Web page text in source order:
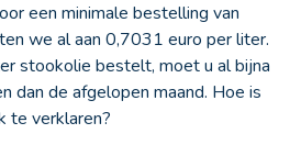
een minimale bestelling van
we al aan 0,7031 euro per liter.
stookolie bestelt, moet u al bijna
dan de afgelopen maand. Hoe is
te verklaren?